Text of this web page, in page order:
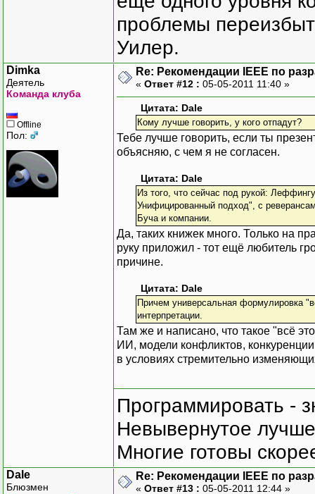
проблемы
Уилер.
Dimka
Деятель
Команда клуба
Offline
Пол:
Re: Рекомендации IEEE по
« Ответ #12 : 05-05-2011 11:40 »
Цитата: Dale
Кому лучше говорить, у кого отпадут?
Тебе лучше говорить, если ты
объясняю, с чем я не согласен.
Цитата: Dale
Из того, что сейчас под рукой:
Унифицированный подход", с
Буча и компании.
Да, таких книжек много. Только на
руку приложил - тот ещё любитель
причине.
Цитата: Dale
Причем универсальная формулировка
интерпретации.
Там же и написано, что такое "всё
ИИ, модели конфликтов,
в условиях стремительно
Программировать -
Невывернутое
Многие готовы
Dale
Блюзмен
Re: Рекомендации IEEE по
« Ответ #13 : 05-05-2011 12:44 »